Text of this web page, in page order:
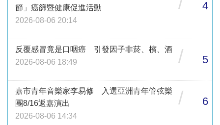
節」癌篩暨健康促進活動
2026-08-06 20:14
4
反覆感冒竟是口咽癌 引發因子非菸、檳、酒
2026-08-06 18:49
/ 5
嘉市青年音樂家李易修 入選亞洲青年管弦樂
團8/16返嘉演出
2026-08-06 14:34
/ 6